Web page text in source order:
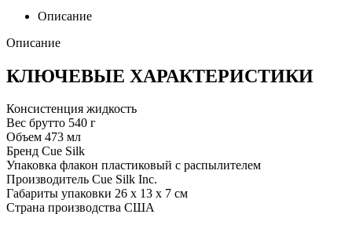
Описание
Описание
КЛЮЧЕВЫЕ ХАРАКТЕРИСТИКИ
Консистенция жидкость
Вес брутто 540 г
Объем 473 мл
Бренд Cue Silk
Упаковка флакон пластиковый с распылителем
Производитель Cue Silk Inc.
Габариты упаковки 26 х 13 х 7 см
Страна производства США